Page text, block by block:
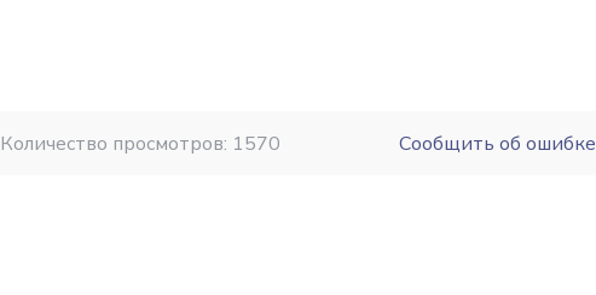
Количество просмотров: 1570 Сообщить об ошибке